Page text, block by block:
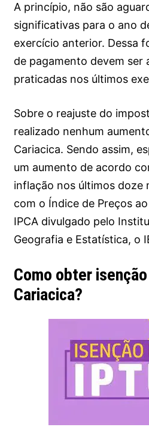
A princípio, não são
significativas para o ano
exercício anterior. Dessa
de pagamento devem ser
praticadas nos últimos
Sobre o reajuste do
realizado nenhum
Cariacica. Sendo assim,
um aumento de acordo
inflação nos últimos doze
com o Índice de Preços
IPCA divulgado pelo
Geografia e Estatística, o
Como obter
Cariacica?